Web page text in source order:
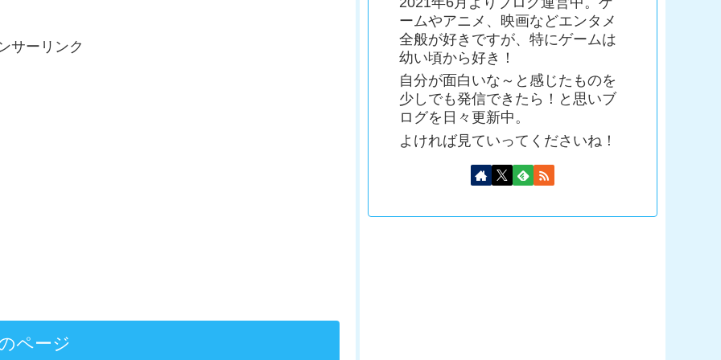
サーリンク
ページ
ームやアニメ、映画などエンタメ
全般が好きですが、特にゲームは
幼い頃から好き！
自分が面白いな～と感じたものを
少しでも発信できたら！と思いブ
ログを日々更新中。
よければ見ていってくださいね！